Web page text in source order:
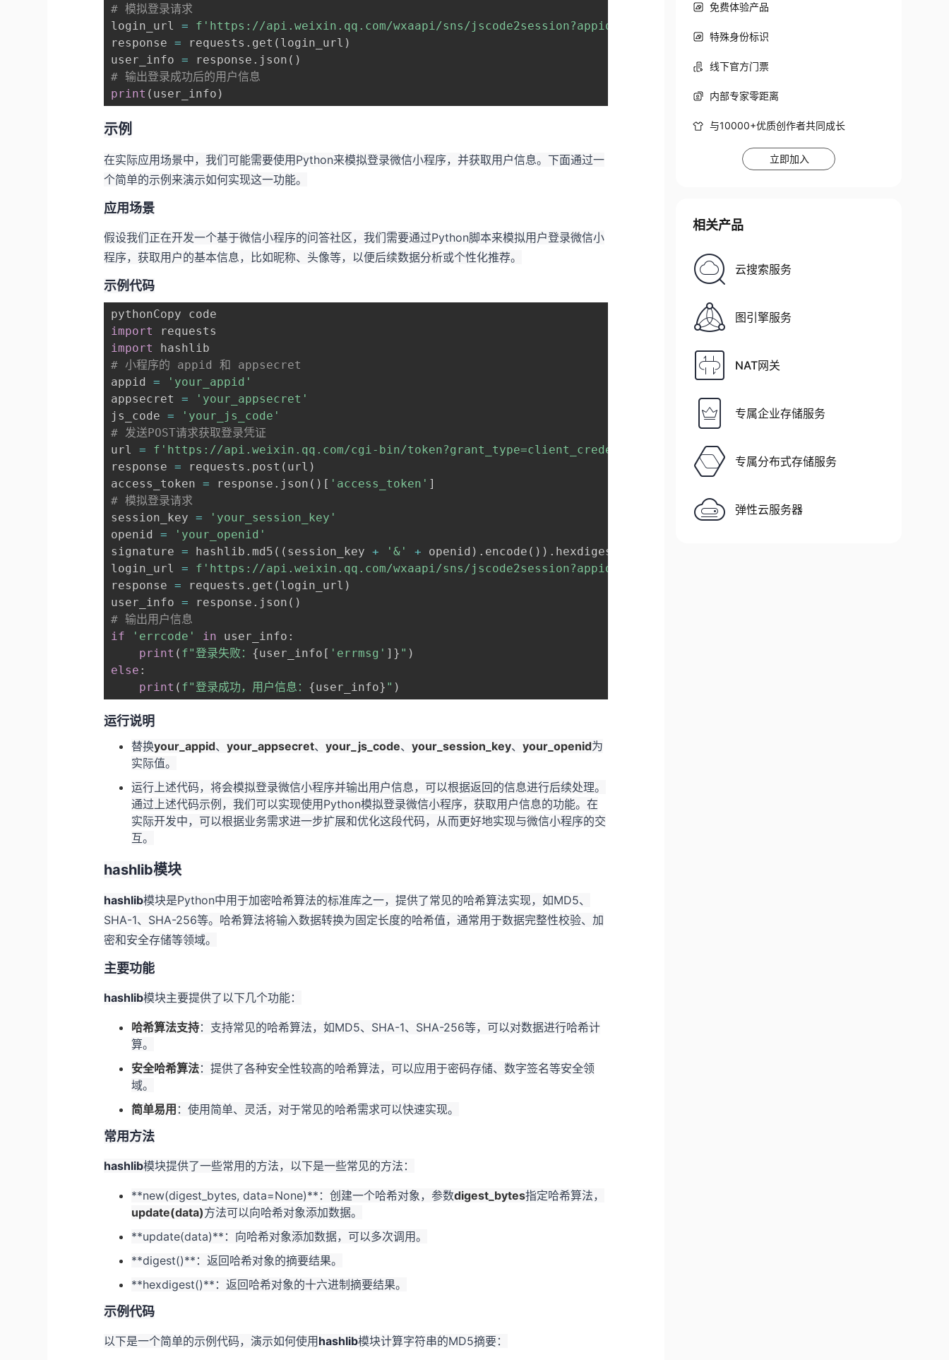
# 模拟登录请求
login_url = f'https://api.weixin.qq.com/wxaapi/sns/jscode2session?appid=
response = requests . get ( login_url )
user_info = response . json ( )
# 输出登录成功后的用户信息
print ( user_info )
示例
在实际应用场景中，我们可能需要使用Python来模拟登录微信小程序，并获取用户信息。下面通过一
个简单的示例来演示如何实现这一功能。
应用场景
假设我们正在开发一个基于微信小程序的问答社区，我们需要通过Python脚本来模拟用户登录微信小
程序，获取用户的基本信息，比如昵称、头像等，以便后续数据分析或个性化推荐。
示例代码
import
import
# 小程序的 appid 和 appsecret
appid =
'your_appid'
appsecret =
'your_appsecret'
js_code =
'your_js_code'
# 发送POST请求获取登录凭证
url = f'https://api.weixin.qq.com/cgi-bin/token?grant_type=client_credential&appid= {appid
response = requests . post ( url )
access_token = response . json ( ) [ 'access_token' ]
# 模拟登录请求
session_key =
'your_session_key'
openid =
'your_openid'
signature = hashlib . md5 ( ( session_key + '&' + openid ) . encode ( ) ) . hexdigest
login_url = f'https://api.weixin.qq.com/wxaapi/sns/jscode2session?appid=
response = requests . get ( login_url )
user_info = response . json ( )
# 输出用户信息
if
'errcode' in user_info :
print ( f"登录失败： {user_info [ 'errmsg' ] } " )
else :
print ( f"登录成功，用户信息： {user_info} " )
运行说明
替换your_appid、your_appsecret、your_js_code、your_session_key、your_openid为
实际值。
运行上述代码，将会模拟登录微信小程序并输出用户信息，可以根据返回的信息进行后续处理。
通过上述代码示例，我们可以实现使用Python模拟登录微信小程序，获取用户信息的功能。在
实际开发中，可以根据业务需求进一步扩展和优化这段代码，从而更好地实现与微信小程序的交
互。
hashlib模块
hashlib模块是Python中用于加密哈希算法的标准库之一，提供了常见的哈希算法实现，如MD5、
SHA-1、SHA-256等。哈希算法将输入数据转换为固定长度的哈希值，通常用于数据完整性校验、加
密和安全存储等领域。
主要功能
hashlib模块主要提供了以下几个功能：
哈希算法支持：支持常见的哈希算法，如MD5、SHA-1、SHA-256等，可以对数据进行哈希计
算。
安全哈希算法：提供了各种安全性较高的哈希算法，可以应用于密码存储、数字签名等安全领
域。
简单易用 ：使用简单、灵活，对于常见的哈希需求可以快速实现。
常用方法
hashlib模块提供了一些常用的方法，以下是一些常见的方法：
**new(digest_bytes, data=None)**：创建一个哈希对象，参数digest_bytes指定哈希算法，
update(data)方法可以向哈希对象添加数据。
**update(data)**：向哈希对象添加数据，可以多次调用。
**digest()**：返回哈希对象的摘要结果。
**hexdigest()**：返回哈希对象的十六进制摘要结果。
示例代码
以下是一个简单的示例代码，演示如何使用 hashlib模块计算字符串的MD5摘要：
免费体验产品
特殊身份标识
线下官方门票
内部专家零距离
与10000+优质创作者共同成长
立即加入
相关产品
云搜索服务
图引擎服务
NAT网关
专属企业存储服务
专属分布式存储服务
弹性云服务器